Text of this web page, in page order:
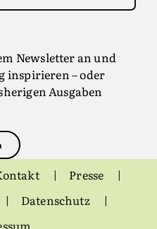
Newsletter an und
inspirieren – oder
Ausgaben
Presse
Datenschutz